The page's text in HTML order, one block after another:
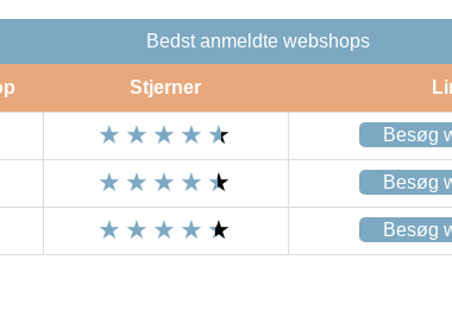
Bedst anmeldte webshops
Stjerner
Besøg
Besøg
Besøg